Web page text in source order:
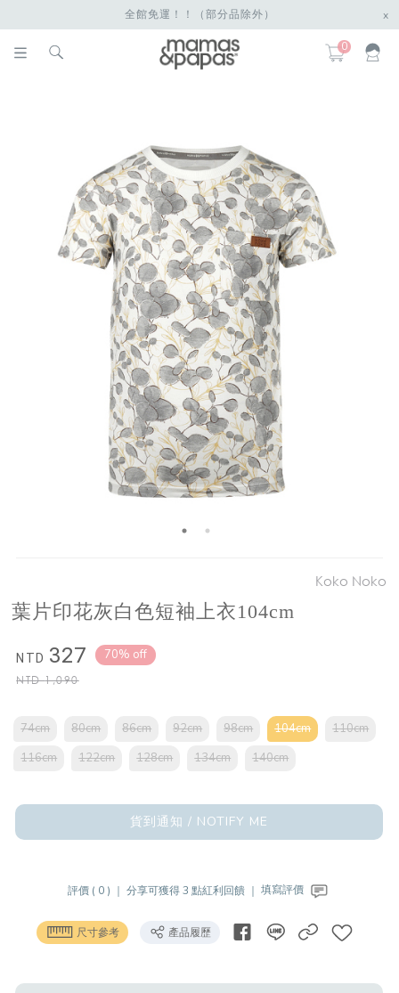
全館免運！！（部分品除外） x
0
Koko Noko
葉片印花灰白色短袖上衣104cm
NTD 327
NTD1,090
70% off
74cm 80cm 86cm 92cm 98cm 104cm
110cm
116cm
122cm 128cm 134cm 140cm
貨到通知 / NOTIFY ME
評價 ( 0 ) ｜ 分享可獲得 3 點紅利回饋 ｜ 填寫評價
尺寸參考 產品履歷